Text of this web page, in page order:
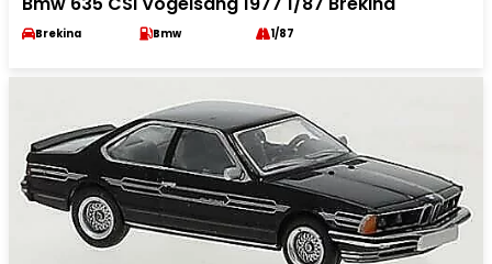
Brekina Bmw 1/87